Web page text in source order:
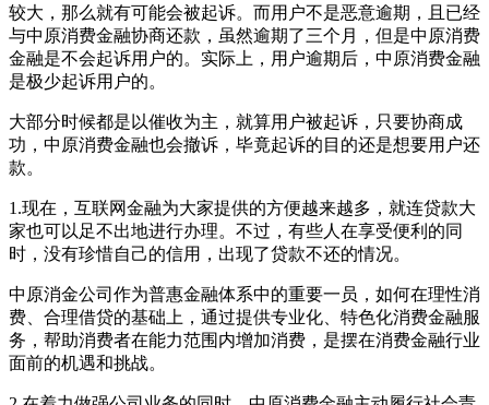
较大，那么就有可能会被起诉。而用户不是恶意逾期，且已经
与中原消费金融协商还款，虽然逾期了三个月，但是中原消费
金融是不会起诉用户的。实际上，用户逾期后，中原消费金融
是极少起诉用户的。
大部分时候都是以催收为主，就算用户被起诉，只要协商成
功，中原消费金融也会撤诉，毕竟起诉的目的还是想要用户还
款。
1.现在，互联网金融为大家提供的方便越来越多，就连贷款大
家也可以足不出地进行办理。不过，有些人在享受便利的同
时，没有珍惜自己的信用，出现了贷款不还的情况。
中原消金公司作为普惠金融体系中的重要一员，如何在理性消
费、合理借贷的基础上，通过提供专业化、特色化消费金融服
务，帮助消费者在能力范围内增加消费，是摆在消费金融行业
面前的机遇和挑战。